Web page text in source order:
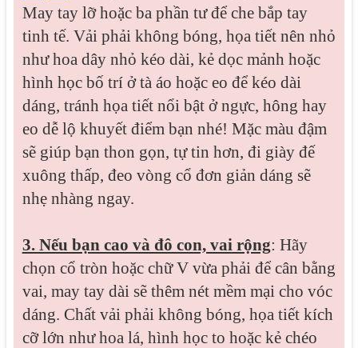
May tay lỡ hoặc ba phần tư để che bắp tay
tinh tế. Vải phải không bóng, họa tiết nên nhỏ
như hoa dây nhỏ kéo dài, kẻ dọc mảnh hoặc
hình học bố trí ở tà áo hoặc eo để kéo dài
dáng, tránh họa tiết nổi bật ở ngực, hông hay
eo dễ lộ khuyết điểm bạn nhé! Mặc màu đậm
sẽ giúp bạn thon gọn, tự tin hơn, đi giày đế
xuông thấp, đeo vòng cổ đơn giản dáng sẽ
nhẹ nhàng ngay.
3. Nếu bạn cao và đô con, vai rộng: Hãy
chọn cổ tròn hoặc chữ V vừa phải để cân bằng
vai, may tay dài sẽ thêm nét mềm mại cho vóc
dáng. Chất vải phải không bóng, họa tiết kích
cỡ lớn như hoa lá, hình học to hoặc kẻ chéo